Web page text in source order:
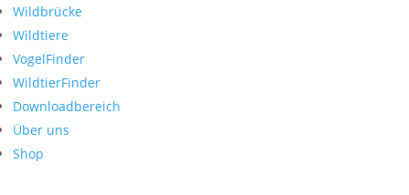
Wildbrücke
Wildtiere
VogelFinder
WildtierFinder
Downloadbereich
Über uns
Shop